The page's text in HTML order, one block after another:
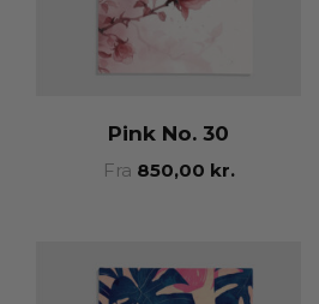
Pink No. 30
Fra 850,00 kr.